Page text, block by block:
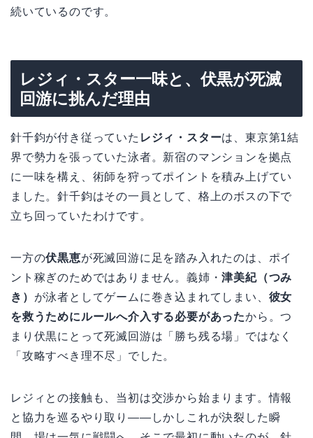
続いているのです。
レジィ・スター一味と、伏黒が死滅
回游に挑んだ理由
針千鈞が付き従っていた レジィ・スターは、東京第1結
界で勢力を張っていた泳者。新宿のマンションを拠点
に一味を構え、術師を狩ってポイントを積み上げてい
ました。針千鈞はその一員として、格上のボスの下で
立ち回っていたわけです。
一方の伏黒恵が死滅回游に足を踏み入れたのは、ポイ
ント稼ぎのためではありません。義姉・津美紀（つみ
き） が泳者としてゲームに巻き込まれてしまい、 彼女
を救うためにルールへ介入する必要があったから。つ
まり伏黒にとって死滅回游は「勝ち残る場」ではなく
「攻略すべき理不尽」でした。
レジィとの接触も、当初は交渉から始まります。情報
と協力を巡るやり取り——しかしこれが決裂した瞬